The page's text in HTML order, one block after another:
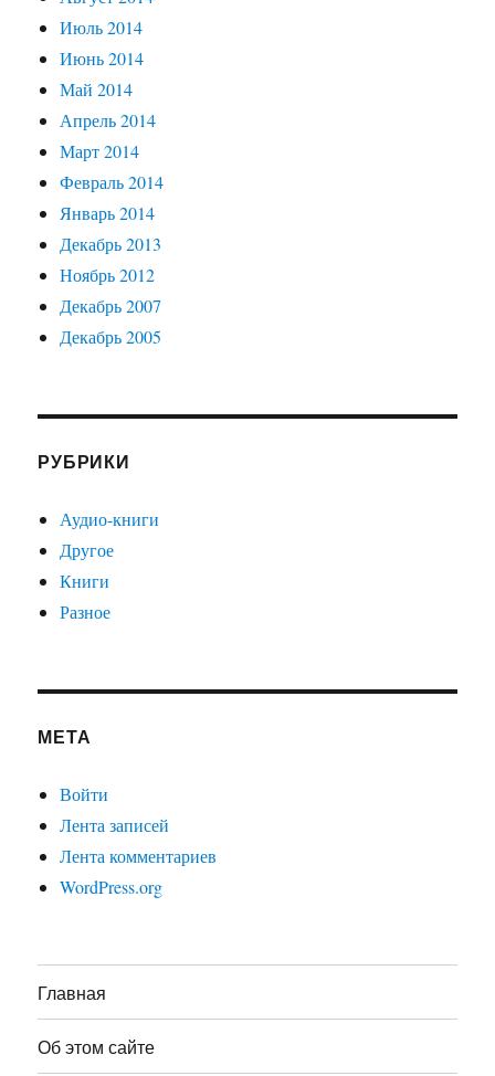
Июль 2014
Июнь 2014
Май 2014
Апрель 2014
Март 2014
Февраль 2014
Январь 2014
Декабрь 2013
Ноябрь 2012
Декабрь 2007
Декабрь 2005
РУБРИКИ
Аудио-книги
Другое
Книги
Разное
МЕТА
Войти
Лента записей
Лента комментариев
WordPress.org
Главная
Об этом сайте